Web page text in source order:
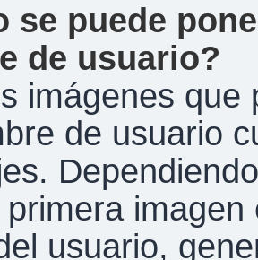
se puede
de usuario?
imágenes que
de usuario
usuario,